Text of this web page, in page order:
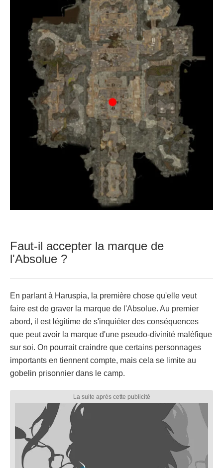
Faut-il accepter la marque de
l'Absolue ?
En parlant à Haruspia, la première chose qu'elle veut
faire est de graver la marque de l'Absolue. Au premier
abord, il est légitime de s'inquiéter des conséquences
que peut avoir la marque d'une pseudo-divinité maléfique
sur soi. On pourrait craindre que certains personnages
importants en tiennent compte, mais cela se limite au
gobelin prisonnier dans le camp.